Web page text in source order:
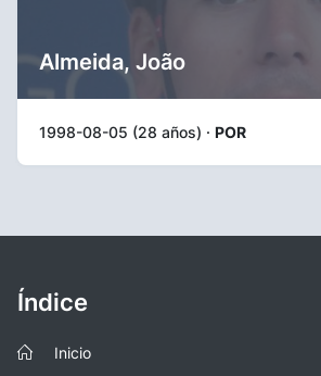
Almeida, João
1998-08-05 (28 años) · POR
Índice
Inicio